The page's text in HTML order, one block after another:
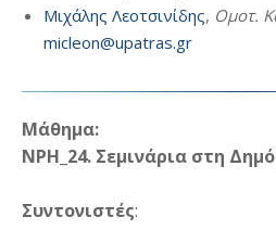
Μιχάλης Λεοτσινίδης, Ομοτ.
micleon@upatras.gr
Μάθημα:
ΝΡΗ_24. Σεμινάρια στη
Συντονιστές: